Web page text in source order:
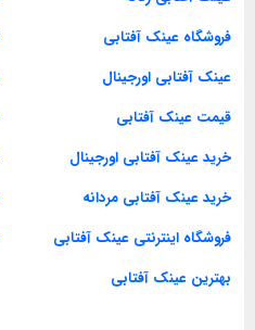
فروشگاه عینک آفتابی
عینک آفتابی اورجینال
قیمت عینک آفتابی
خرید عینک آفتابی اورجینال
خرید عینک آفتابی مردانه
فروشگاه اینترنتی عینک آفتابی
بهترین عینک آفتابی